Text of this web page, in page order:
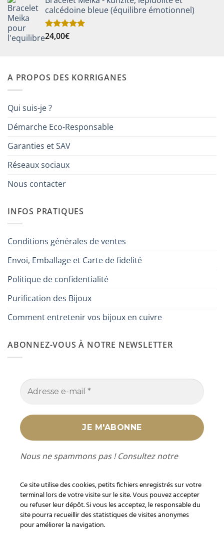
calcédoine bleue (équilibre émotionnel)
Note5.00
24,00€
A PROPOS DES KORRIGANES
Qui suis-je ?
Démarche Eco-Responsable
Garanties et SAV
Réseaux sociaux
Nous contacter
INFOS PRATIQUES
Conditions générales de ventes
Envoi, Emballage et Carte de fidelité
Politique de confidentialité
Purification des Bijoux
Comment entretenir vos bijoux en cuivre
ABONNEZ-VOUS À NOTRE NEWSLETTER
Nous ne spammons pas ! Consultez notre
Ce site utilise des cookies, petits fichiers enregistrés sur votre
terminal lors de votre visite sur le site. Vous pouvez accepter
ou refuser leur dépôt. Si vous les acceptez, le responsable du
site pourra recueillir des statistiques de visites anonymes
pour améliorer la navigation.